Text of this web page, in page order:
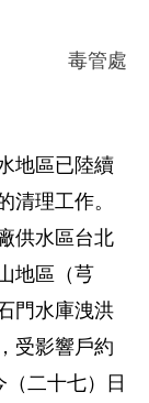
毒管處
地區已陸續
清理工作。
供水區台北
地區（芎
門水庫洩洪
受影響戶約
二十七）日